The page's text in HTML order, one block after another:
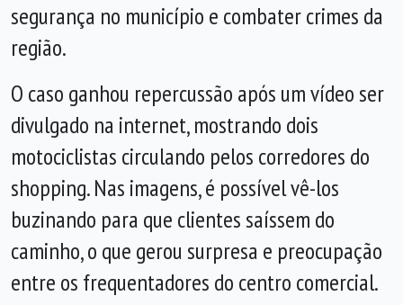
segurança no município e combater crimes da
região.
O caso ganhou repercussão após um vídeo ser
divulgado na internet, mostrando dois
motociclistas circulando pelos corredores do
shopping. Nas imagens, é possível vê-los
buzinando para que clientes saíssem do
caminho, o que gerou surpresa e preocupação
entre os frequentadores do centro comercial.